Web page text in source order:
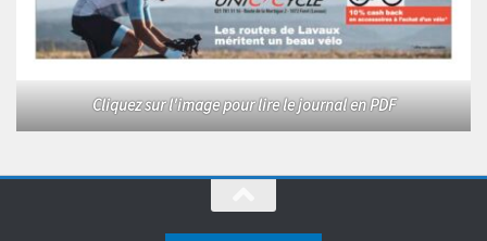
Cliquez sur l'image pour lire le journal en PDF